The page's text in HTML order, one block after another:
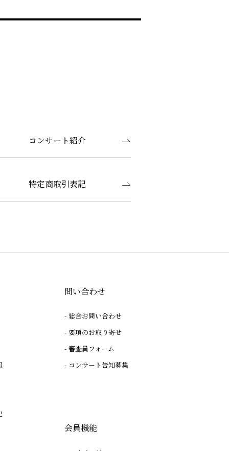
コンサート紹介
特定商取引表記
問い合わせ
総合お問い合わせ
要項のお取り寄せ
審査員フォーム
コンサート告知募集
会員機能